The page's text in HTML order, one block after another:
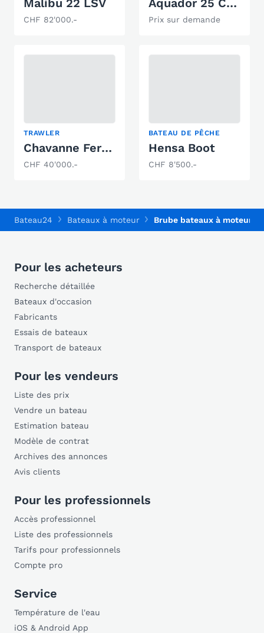
CHF 82'000.- Prix sur demande
TRAWLER
Chavanne Ferstyle 820 F
CHF 40'000.-
BATEAU DE PÊCHE
Hensa Boot
CHF 8'500.-
Bateau24 Bateaux à moteur Brube bateaux à moteur
Pour les acheteurs
Recherche détaillée
Bateaux d'occasion
Fabricants
Essais de bateaux
Transport de bateaux
Pour les vendeurs
Liste des prix
Vendre un bateau
Estimation bateau
Modèle de contrat
Archives des annonces
Avis clients
Pour les professionnels
Accès professionnel
Liste des professionnels
Tarifs pour professionnels
Compte pro
Service
Température de l'eau
iOS & Android App